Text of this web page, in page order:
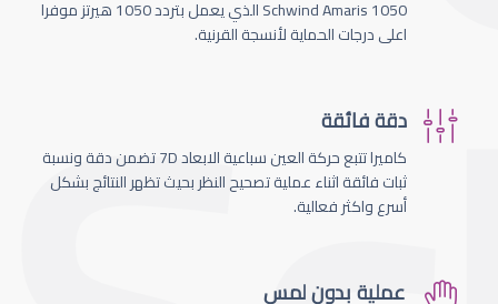
Schwind Amaris 1050 الذي يعمل بتردد 1050 هيرتز موفرا
اعلى درجات الحماية لأنسجة القرنية.
دقة فائقة
كاميرا تتبع حركة العين سباعية الابعاد 7D تضمن دقة ونسبة
ثبات فائقة اثناء عملية تصحيح النظر بحيث تظهر النتائج بشكل
أسرع واكثر فعالية.
عملية بدون لمس